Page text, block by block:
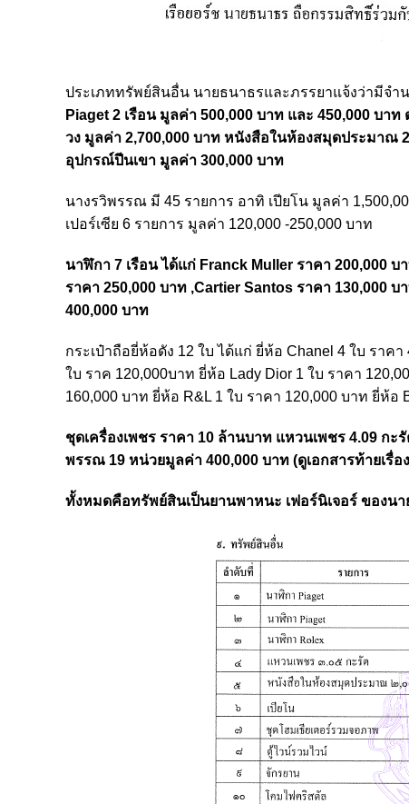
ประเภททรัพย์สินอื่น นายธนาธรและภรรยาแจ้งว่ามีจำ
Piaget 2 เรือน มูลค่า 500,000 บาท และ 450,000 บา
วง มูลค่า 2,700,000 บาท หนังสือในห้องสมุดประมาณ
อุปกรณ์ปีนเขา มูลค่า 300,000 บาท
นางรวิพรรณ มี 45 รายการ อาทิ เปียโน มูลค่า
เปอร์เซีย 6 รายการ มูลค่า 120,000 -250,000 บาท
นาฬิกา 7 เรือน ได้แก่ Franck Muller ราคา 200,000
ราคา 250,000 บาท ,Cartier Santos ราคา 130,000
400,000 บาท
กระเป๋าถือยี่ห้อดัง 12 ใบ ได้แก่ ยี่ห้อ Chanel 4 ใบ ราค
ใบ ราค 120,000บาท ยี่ห้อ Lady Dior 1 ใบ ราคา
160,000 บาท ยี่ห้อ R&L 1 ใบ ราคา 120,000 บาท ยี่ห้อ
ชุดเครื่องเพชร ราคา 10 ล้านบาท แหวนเพชร 4.09 กะ
พรรณ 19 หน่วยมูลค่า 400,000 บาท (ดูเอกสารท้ายเรื่อ
ทั้งหมดคือทรัพย์สินเป็นยานพาหนะ เฟอร์นิเจอร์ ของน